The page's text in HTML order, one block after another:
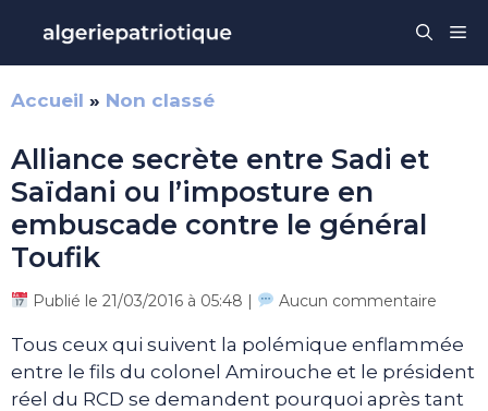
contenu
Accueil » Non classé
Alliance secrète entre Sadi et
Saïdani ou l’imposture en
embuscade contre le général
Toufik
Publié le 21/03/2016 à 05:48 | Aucun commentaire
Tous ceux qui suivent la polémique enflammée
entre le fils du colonel Amirouche et le président
réel du RCD se demandent pourquoi après tant